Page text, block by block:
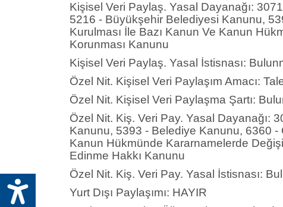
Kişisel Veri Paylaş. Yasal Dayanağı:
5216 - Büyükşehir Belediyesi Kanunu,
Kurulması İle Bazı Kanun Ve Kanun
Korunması Kanunu
Kişisel Veri Paylaş. Yasal İstisnası:
Özel Nit. Kişisel Veri Paylaşım Amacı:
Özel Nit. Kişisel Veri Paylaşma Şartı:
Özel Nit. Kiş. Veri Pay. Yasal Dayanağı:
Kanunu, 5393 - Belediye Kanunu, 6360 -
Kanun Hükmünde Kararnamelerde
Edinme Hakkı Kanunu
Özel Nit. Kiş. Veri Pay. Yasal İstisnası:
Yurt Dışı Paylaşımı: HAYIR